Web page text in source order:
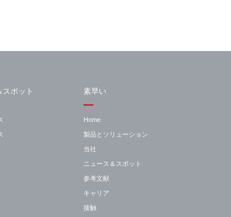
スポット 素早い
Home
製品とソリューション
当社
ニュース＆スポット
参考文献
キャリア
接触